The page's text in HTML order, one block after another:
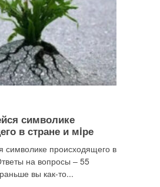
символике
в стране и мiре
происходящего в
на вопросы ‒ 55
вы как-то...